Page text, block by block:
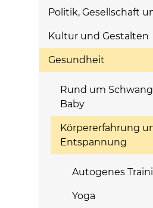
Politik, Gesellschaft
Kultur und Gestalten
Gesundheit
Rund um
Baby
Körpererfahrung
Entspannung
Autogenes
Yoga